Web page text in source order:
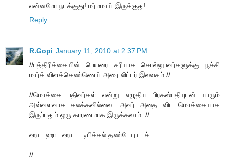
என்னமோ நடக்குது! மர்மமாய் இருக்குது!
Reply
R.Gopi January 11, 2010 at 2:37 PM
//பத்திரிக்கையின் பெயரை சரியாக சொல்லுபவர்களுக்கு பூச்சி
மார்க் விளக்கெண்ணெய் அரை லிட்டர் இலவசம்.//
//மொக்கை பதிவர்கள் என்று எழுதிய பிரகஸ்பதியுடன் யாரும்
அவ்வளவாக கலக்கவில்லை. அவர் அதை விட மொக்கையாக
இருப்பதும் ஒரு காரணமாக இருக்கலாம். //
ஹா...ஹா...ஹா.... டிபிக்கல் தண்டோரா டச்....
//